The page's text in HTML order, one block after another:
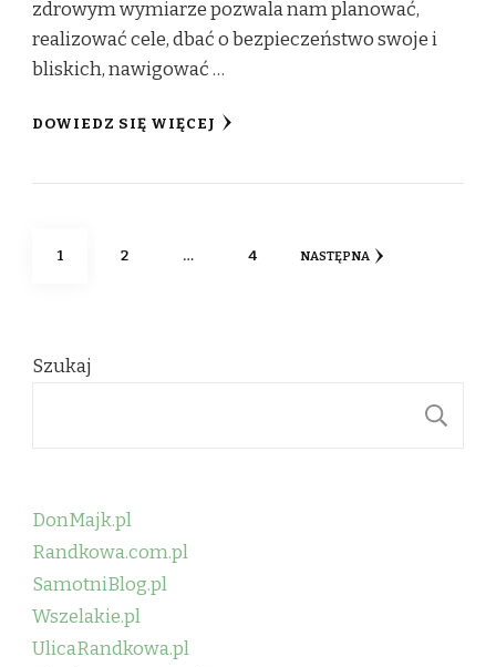
zdrowym wymiarze pozwala nam planować,
realizować cele, dbać o bezpieczeństwo swoje i
bliskich, nawigować …
DOWIEDZ SIĘ WIĘCEJ
Stronicowanie
STRONA
1 STRONA
2 … STRONA
4 NASTĘPNA
Szukaj
DonMajk.pl
Randkowa.com.pl
SamotniBlog.pl
Wszelakie.pl
UlicaRandkowa.pl